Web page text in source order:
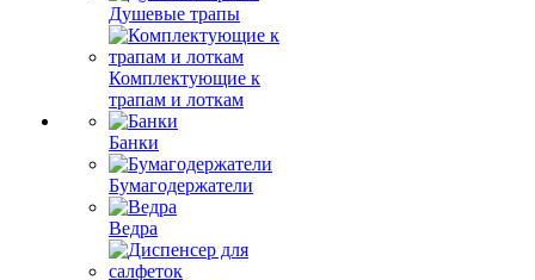
Душевые трапы
Комплектующие к
трапам и лоткам
Банки
Бумагодержатели
Ведра